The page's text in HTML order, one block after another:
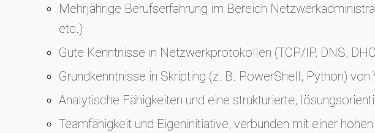
Mehrjährige Berufserfahrung im Bereich
etc.)
Gute Kenntnisse in Netzwerkprotokollen (TCP/IP, DNS,
Grundkenntnisse in Skripting (z. B. PowerShell, Python) von
Analytische Fähigkeiten und eine strukturierte,
Teamfähigkeit und Eigeninitiative, verbunden mit einer